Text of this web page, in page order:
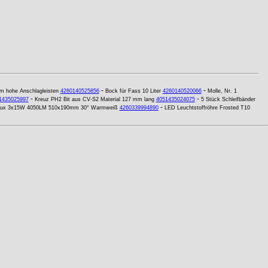
hohe Anschlagleisten 4260140525856- Bock für Fass 10 Liter 4260140520066- Molle, Nr. 1
- Kreuz PH2 Bit aus CV-S2 Material 127 mm lang 4051435024075- 5 Stück Schleifbänder
3x15W 4050LM 510x190mm 30° Warmweiß 4260339994890- LED Leuchtstoffröhre Frosted T10